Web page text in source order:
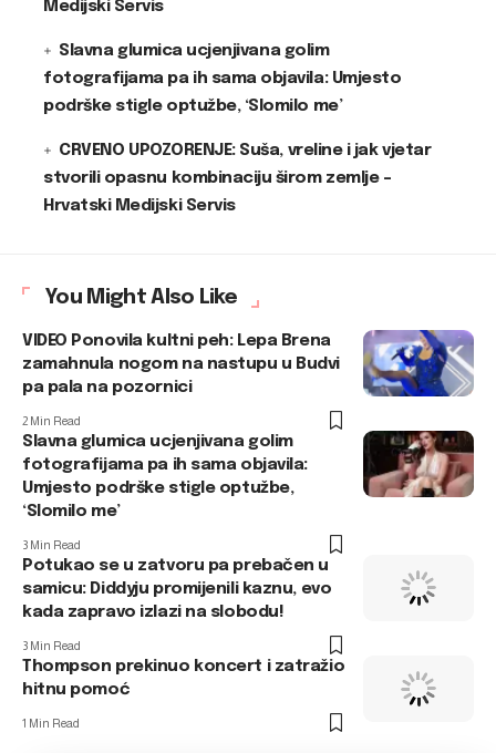
Medijski Servis
Slavna glumica ucjenjivana golim
fotografijama pa ih sama objavila: Umjesto
podrške stigle optužbe, ‘Slomilo me’
CRVENO UPOZORENJE: Suša, vreline i jak vjetar
stvorili opasnu kombinaciju širom zemlje –
Hrvatski Medijski Servis
You Might Also Like
VIDEO Ponovila kultni peh: Lepa Brena
zamahnula nogom na nastupu u Budvi
pa pala na pozornici
2 Min Read
Slavna glumica ucjenjivana golim
fotografijama pa ih sama objavila:
Umjesto podrške stigle optužbe,
‘Slomilo me’
3 Min Read
Potukao se u zatvoru pa prebačen u
samicu: Diddyju promijenili kaznu, evo
kada zapravo izlazi na slobodu!
3 Min Read
Thompson prekinuo koncert i zatražio
hitnu pomoć
1 Min Read